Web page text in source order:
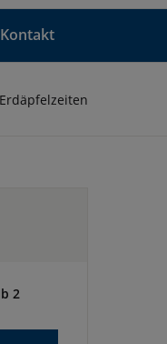
Kontakt
Erdäpfelzeiten
2